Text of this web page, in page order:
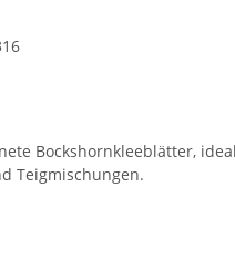
Bockshornkleeblätter,
Teigmischungen.